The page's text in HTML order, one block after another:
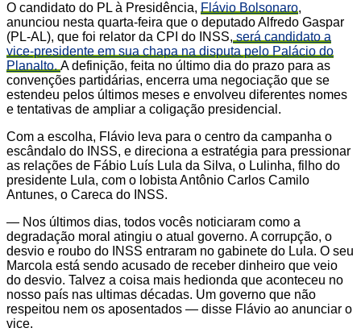
O candidato do PL à Presidência, Flávio Bolsonaro,
anunciou nesta quarta-feira que o deputado Alfredo Gaspar
(PL-AL), que foi relator da CPI do INSS,será candidato a
vice-presidente em sua chapa na disputa pelo Palácio do
Planalto.A definição, feita no último dia do prazo para as
convenções partidárias, encerra uma negociação que se
estendeu pelos últimos meses e envolveu diferentes nomes
e tentativas de ampliar a coligação presidencial.
Com a escolha, Flávio leva para o centro da campanha o
escândalo do INSS, e direciona a estratégia para pressionar
as relações de Fábio Luís Lula da Silva, o Lulinha, filho do
presidente Lula, com o lobista Antônio Carlos Camilo
Antunes, o Careca do INSS.
— Nos últimos dias, todos vocês noticiaram como a
degradação moral atingiu o atual governo. A corrupção, o
desvio e roubo do INSS entraram no gabinete do Lula. O seu
Marcola está sendo acusado de receber dinheiro que veio
do desvio. Talvez a coisa mais hedionda que aconteceu no
nosso país nas ultimas décadas. Um governo que não
respeitou nem os aposentados — disse Flávio ao anunciar o
vice.